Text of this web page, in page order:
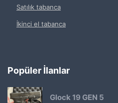
Satılık tabanca
İkinci el tabanca
Popüler İlanlar
Glock 19 GEN 5